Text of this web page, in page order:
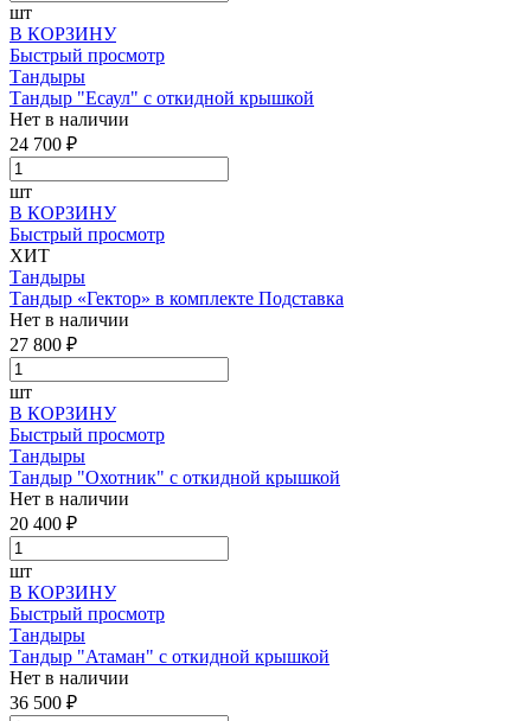
шт
В КОРЗИНУ
Быстрый просмотр
Тандыры
Тандыр "Есаул" с откидной крышкой
Нет в наличии
24 700 ₽
шт
В КОРЗИНУ
Быстрый просмотр
ХИТ
Тандыры
Тандыр «Гектор» в комплекте Подставка
Нет в наличии
27 800 ₽
шт
В КОРЗИНУ
Быстрый просмотр
Тандыры
Тандыр "Охотник" с откидной крышкой
Нет в наличии
20 400 ₽
шт
В КОРЗИНУ
Быстрый просмотр
Тандыры
Тандыр "Атаман" с откидной крышкой
Нет в наличии
36 500 ₽